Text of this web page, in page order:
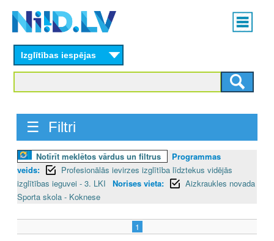
content
Main
menu
Izglītības iespējas
☰ Filtri
Notīrīt meklētos vārdus un filtrus
Programmas
veids:
Profesionālās ievirzes izglītība līdztekus vidējās
izglītības ieguvei - 3. LKI
Norises vieta:
Aizkraukles novada
Sporta skola - Koknese
1